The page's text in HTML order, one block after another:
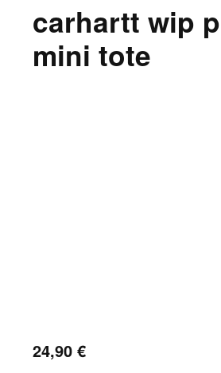
carhartt wip
mini tote
24,90€